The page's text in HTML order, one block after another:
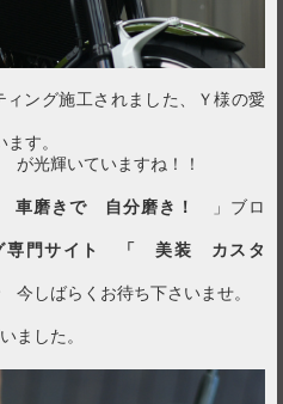
ング施工されました、Ｙ様の愛
す。
が光輝いていますね！！
車磨きで 自分磨き！
」ブロ
専門サイト 「 美装 カスタ
しばらくお待ち下さいませ。
ました。